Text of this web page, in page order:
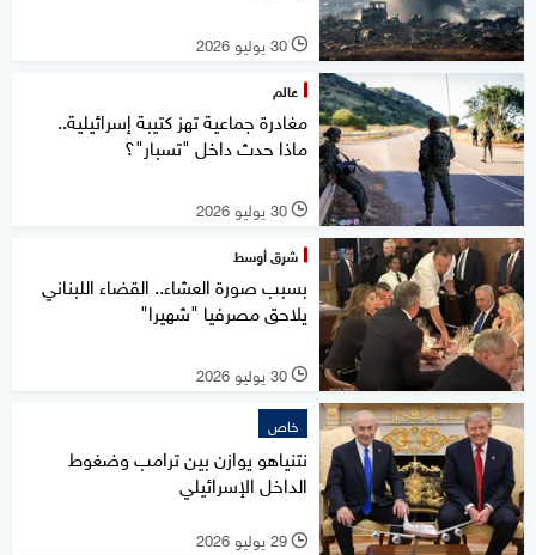
l 30 يوليو 2026
عالم
مغادرة جماعية تهز كتيبة إسرائيلية..
ماذا حدث داخل "تسبار"؟
l 30 يوليو 2026
شرق أوسط
بسبب صورة العشاء.. القضاء اللبناني
يلاحق مصرفيا "شهيرا"
l 30 يوليو 2026
خاص
نتنياهو يوازن بين ترامب وضغوط
الداخل الإسرائيلي
l 29 يوليو 2026